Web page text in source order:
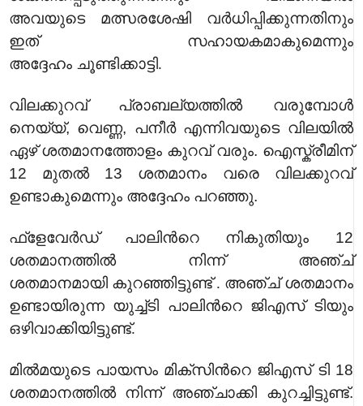
അവയുടെ മത്സരശേഷി വര്‍ധിപ്പിക്കുന്നതിനും
ഇത് സഹായകമാകുമെന്നും
അദ്ദേഹം ചൂണ്ടിക്കാട്ടി.
വിലക്കുറവ് പ്രാബല്യത്തില്‍ വരുമ്പോള്‍
നെയ്യ്, വെണ്ണ, പനീര്‍ എന്നിവയുടെ വിലയില്‍
ഏഴ് ശതമാനത്തോളം കുറവ് വരും. ഐസ്ക്രീമിന്
12 മുതല്‍ 13 ശതമാനം വരെ വിലക്കുറവ്
ഉണ്ടാകുമെന്നും അദ്ദേഹം പറഞ്ഞു.
ഫ്ളേവേര്‍ഡ് പാലിന്‍റെ നികുതിയും 12
ശതമാനത്തില്‍ നിന്ന് അഞ്ച്
ശതമാനമായി കുറഞ്ഞിട്ടുണ്ട് . അഞ്ച് ശതമാനം
ഉണ്ടായിരുന്ന യുച്ച്ടി പാലിന്‍റെ ജിഎസ് ടിയും
ഒഴിവാക്കിയിട്ടുണ്ട്.
മില്‍മയുടെ പായസം മിക്സിന്‍റെ ജിഎസ് ടി 18
ശതമാനത്തില്‍ നിന്ന് അഞ്ചാക്കി കുറച്ചിട്ടുണ്ട്.